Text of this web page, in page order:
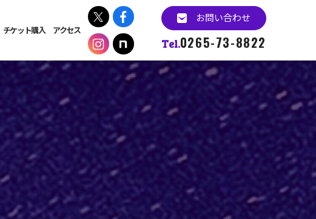
チケット購入 アクセス
お問い合わせ
Tel.0265-73-8822